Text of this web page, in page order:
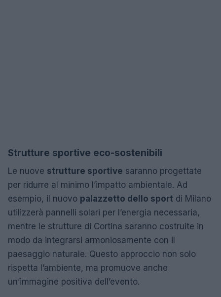
Strutture sportive eco-sostenibili
Le nuove strutture sportive saranno progettate
per ridurre al minimo l’impatto ambientale. Ad
esempio, il nuovo palazzetto dello sport di Milano
utilizzerà pannelli solari per l’energia necessaria,
mentre le strutture di Cortina saranno costruite in
modo da integrarsi armoniosamente con il
paesaggio naturale. Questo approccio non solo
rispetta l’ambiente, ma promuove anche
un’immagine positiva dell’evento.